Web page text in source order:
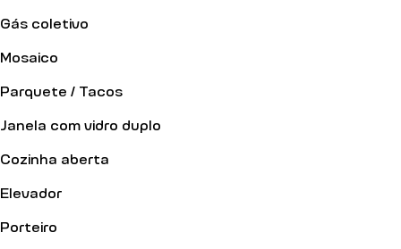
Gás coletivo
Mosaico
Parquete / Tacos
Janela com vidro duplo
Cozinha aberta
Elevador
Porteiro